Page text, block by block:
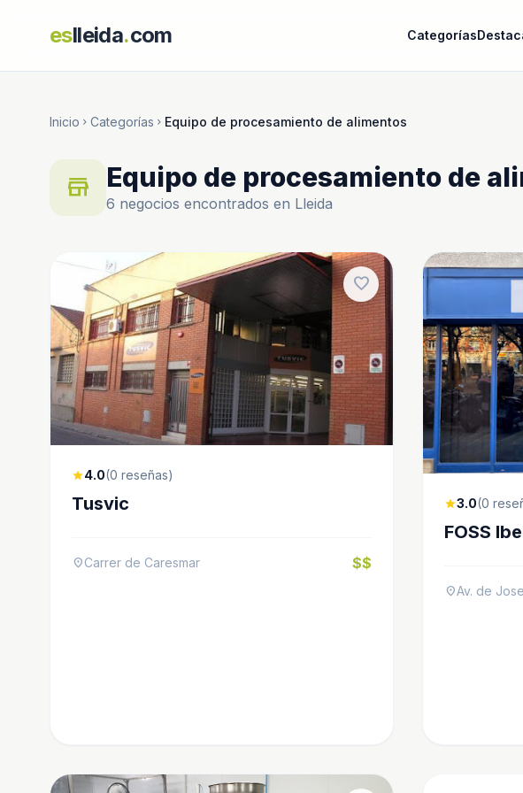
eslleida.com Categorías
Inicio chevron_right Categorías chevron_right Equipo de procesamiento de alimentos
store Equipo de procesamiento de
6 negocios encontrados en Lleida
favorite
star4.0(0 reseñas)
Tusvic
location_onCarrer de Caresmar $$
star3.0(0
FOSS
location_onAv. de